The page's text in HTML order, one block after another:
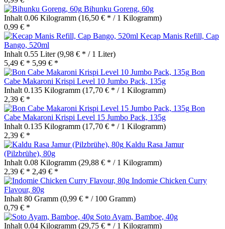
Bihunku Goreng, 60g
Inhalt 0.06 Kilogramm (16,50 € * / 1 Kilogramm)
0,99 € *
Kecap Manis Refill, Cap
Bango, 520ml
Inhalt 0.55 Liter(9,98 € * / 1 Liter)
5,49 € * 5,99 € *
Bon
Cabe Makaroni Krispi Level 10 Jumbo Pack, 135g
Inhalt 0.135 Kilogramm (17,70 € * / 1 Kilogramm)
2,39 € *
Bon
Cabe Makaroni Krispi Level 15 Jumbo Pack, 135g
Inhalt 0.135 Kilogramm (17,70 € * / 1 Kilogramm)
2,39 € *
Kaldu Rasa Jamur
(Pilzbrühe), 80g
Inhalt 0.08 Kilogramm (29,88 € * / 1 Kilogramm)
2,39 € * 2,49 € *
Indomie Chicken Curry
Flavour, 80g
Inhalt 80 Gramm (0,99 € * / 100 Gramm)
0,79 € *
Soto Ayam, Bamboe, 40g
Inhalt 0.04 Kilogramm (29,75 € * / 1 Kilogramm)